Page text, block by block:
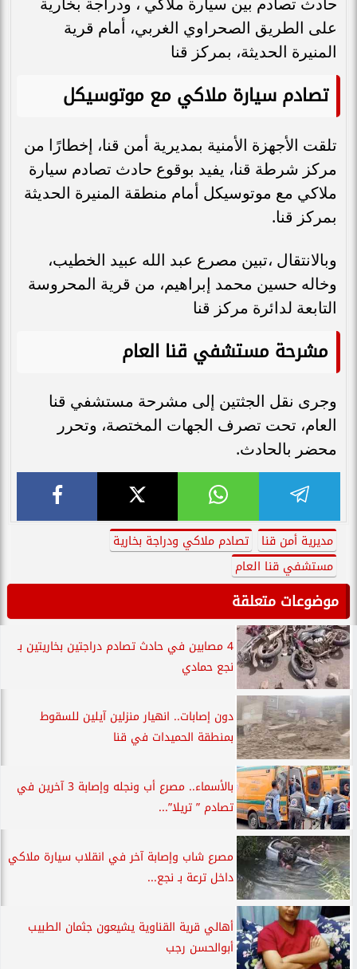
على الطريق الصحراوي الغربي، أمام قرية
المنيرة الحديثة، بمركز قنا
تصادم سيارة ملاكي مع موتوسيكل
تلقت الأجهزة الأمنية بمديرية أمن قنا، إخطارًا من
مركز شرطة قنا، يفيد بوقوع حادث تصادم سيارة
ملاكي مع موتوسيكل أمام منطقة المنيرة الحديثة
بمركز قنا.
وبالانتقال ،تبين مصرع عبد الله عبيد الخطيب،
وخاله حسين محمد إبراهيم، من قرية المحروسة
التابعة لدائرة مركز قنا
مشرحة مستشفي قنا العام
وجرى نقل الجثتين إلى مشرحة مستشفي قنا
العام، تحت تصرف الجهات المختصة، وتحرر
محضر بالحادث.
مديرية أمن قنا
تصادم ملاكي ودراجة بخارية
مستشفي قنا العام
موضوعات متعلقة
4 مصابين في حادث تصادم دراجتين بخاريتين بـ
نجع حمادي
دون إصابات.. انهيار منزلين آيلين للسقوط
بمنطقة الحميدات في قنا
بالأسماء.. مصرع أب ونجله وإصابة 3 آخرين في
تصادم ” تريلا”...
مصرع شاب وإصابة آخر في انقلاب سيارة ملاكي
داخل ترعة بـ نجع...
أهالي قرية القناوية يشيعون جثمان الطبيب
أبوالحسن رجب